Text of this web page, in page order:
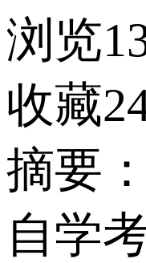
浏览
收藏
摘要
自学